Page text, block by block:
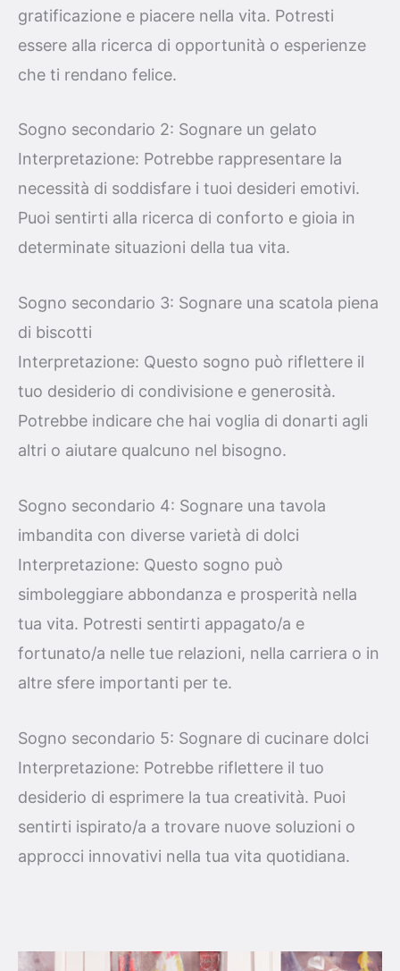
gratificazione e piacere nella vita. Potresti
essere alla ricerca di opportunità o esperienze
che ti rendano felice.
Sogno secondario 2: Sognare un gelato
Interpretazione: Potrebbe rappresentare la
necessità di soddisfare i tuoi desideri emotivi.
Puoi sentirti alla ricerca di conforto e gioia in
determinate situazioni della tua vita.
Sogno secondario 3: Sognare una scatola piena
di biscotti
Interpretazione: Questo sogno può riflettere il
tuo desiderio di condivisione e generosità.
Potrebbe indicare che hai voglia di donarti agli
altri o aiutare qualcuno nel bisogno.
Sogno secondario 4: Sognare una tavola
imbandita con diverse varietà di dolci
Interpretazione: Questo sogno può
simboleggiare abbondanza e prosperità nella
tua vita. Potresti sentirti appagato/a e
fortunato/a nelle tue relazioni, nella carriera o in
altre sfere importanti per te.
Sogno secondario 5: Sognare di cucinare dolci
Interpretazione: Potrebbe riflettere il tuo
desiderio di esprimere la tua creatività. Puoi
sentirti ispirato/a a trovare nuove soluzioni o
approcci innovativi nella tua vita quotidiana.